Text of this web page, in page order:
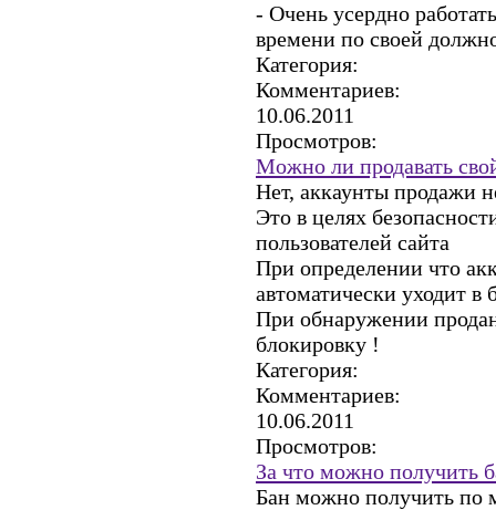
- Очень усердно
времени по своей
Категория:
Комментариев:
10.06.2011
Просмотров:
Можно ли продавать
Нет, аккаунты продажи
Это в целях
пользователей сайта
При определении что
автоматически уходит в
При обнаружении
блокировку !
Категория:
Комментариев:
10.06.2011
Просмотров:
За что можно получить
Бан можно получить по